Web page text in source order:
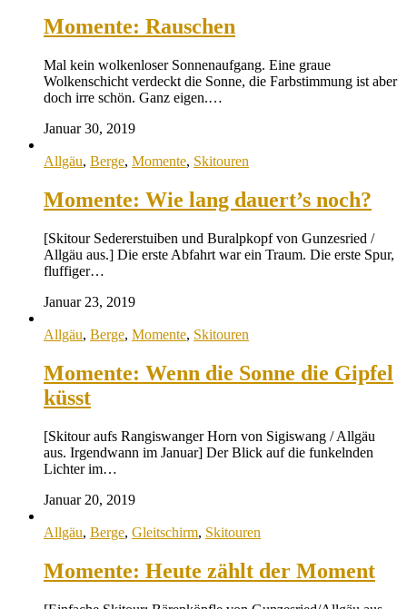
Momente: Rauschen
Mal kein wolkenloser Sonnenaufgang. Eine graue
Wolkenschicht verdeckt die Sonne, die Farbstimmung ist aber
doch irre schön. Ganz eigen.…
Januar 30, 2019
Allgäu, Berge, Momente, Skitouren
Momente: Wie lang dauert’s noch?
[Skitour Sedererstuiben und Buralpkopf von Gunzesried /
Allgäu aus.] Die erste Abfahrt war ein Traum. Die erste Spur,
fluffiger…
Januar 23, 2019
Allgäu, Berge, Momente, Skitouren
Momente: Wenn die Sonne die Gipfel
küsst
[Skitour aufs Rangiswanger Horn von Sigiswang / Allgäu
aus. Irgendwann im Januar] Der Blick auf die funkelnden
Lichter im…
Januar 20, 2019
Allgäu, Berge, Gleitschirm, Skitouren
Momente: Heute zählt der Moment